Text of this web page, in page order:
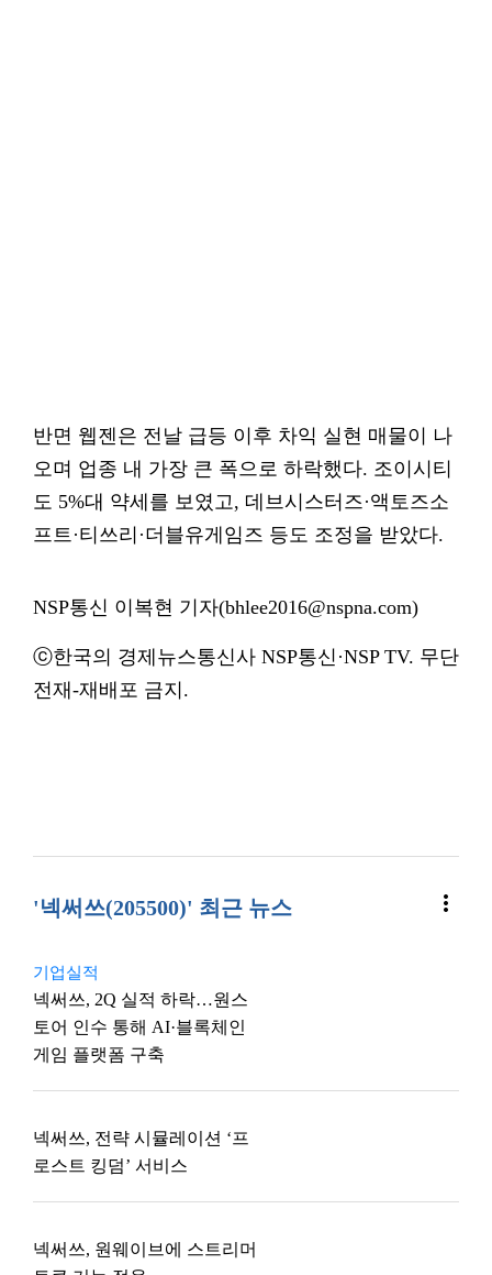
반면 웹젠은 전날 급등 이후 차익 실현 매물이 나
오며 업종 내 가장 큰 폭으로 하락했다. 조이시티
도 5%대 약세를 보였고, 데브시스터즈·액토즈소
프트·티쓰리·더블유게임즈 등도 조정을 받았다.
NSP통신 이복현 기자(bhlee2016@nspna.com)
ⓒ한국의 경제뉴스통신사 NSP통신·NSP TV. 무단
전재-재배포 금지.
'넥써쓰(205500)' 최근 뉴스 more_vert
기업실적
넥써쓰, 2Q 실적 하락…원스
토어 인수 통해 AI·블록체인
게임 플랫폼 구축
넥써쓰, 전략 시뮬레이션 ‘프
로스트 킹덤’ 서비스
넥써쓰, 원웨이브에 스트리머